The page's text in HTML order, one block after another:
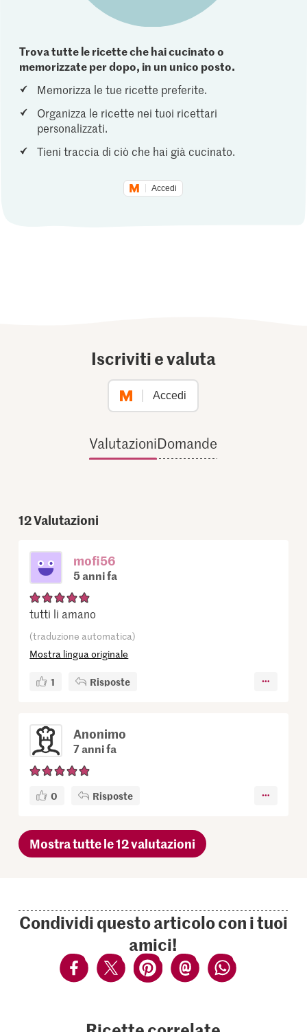
Trova tutte le ricette che hai cucinato o
memorizzate per dopo, in un unico posto.
Memorizza le tue ricette preferite.
Organizza le ricette nei tuoi ricettari
personalizzati.
Tieni traccia di ciò che hai già cucinato.
Accedi
Iscriviti e valuta
Accedi
ValutazioniDomande
12Valutazioni
mofi56
5 anni fa
tutti li amano
(traduzione automatica)
Mostra lingua originale
1 Risposte
Anonimo
7 anni fa
0 Risposte
Mostra tutte le 12 valutazioni
Condividi questo articolo con i tuoi
amici!